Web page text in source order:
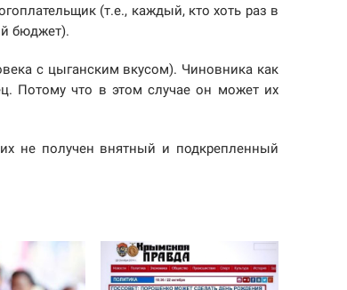
(т.е., каждый, кто хоть раз в
бюджет).
с цыганским вкусом). Чиновника как
Потому что в этом случае он может их
не получен внятный и подкрепленный